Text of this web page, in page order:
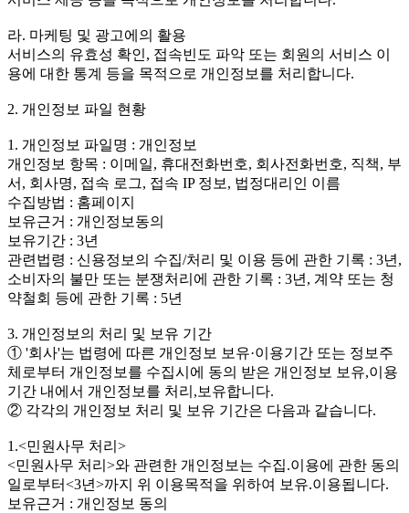
라. 마케팅 및 광고에의 활용
서비스의 유효성 확인, 접속빈도 파악 또는 회원의 서비스 이
용에 대한 통계 등을 목적으로 개인정보를 처리합니다.
2. 개인정보 파일 현황
1. 개인정보 파일명 : 개인정보
개인정보 항목 : 이메일, 휴대전화번호, 회사전화번호, 직책, 부
서, 회사명, 접속 로그, 접속 IP 정보, 법정대리인 이름
수집방법 : 홈페이지
보유근거 : 개인정보동의
보유기간 : 3년
관련법령 : 신용정보의 수집/처리 및 이용 등에 관한 기록 : 3년,
소비자의 불만 또는 분쟁처리에 관한 기록 : 3년, 계약 또는 청
약철회 등에 관한 기록 : 5년
3. 개인정보의 처리 및 보유 기간
① '회사'는 법령에 따른 개인정보 보유·이용기간 또는 정보주
체로부터 개인정보를 수집시에 동의 받은 개인정보 보유,이용
기간 내에서 개인정보를 처리,보유합니다.
② 각각의 개인정보 처리 및 보유 기간은 다음과 같습니다.
1.<민원사무 처리>
<민원사무 처리>와 관련한 개인정보는 수집.이용에 관한 동의
일로부터<3년>까지 위 이용목적을 위하여 보유.이용됩니다.
보유근거 : 개인정보 동의